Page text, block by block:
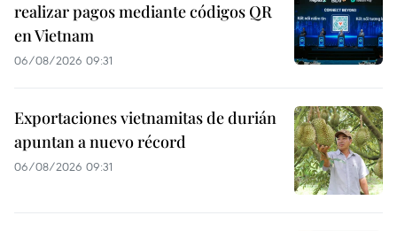
realizar pagos mediante códigos QR
en Vietnam
06/08/2026 09:31
Exportaciones vietnamitas de durián
apuntan a nuevo récord
06/08/2026 09:31